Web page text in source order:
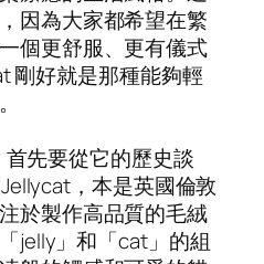
因為大家都希望在繁
個更舒服、更有儀式
剛好就是那種能夠輕
先要從它的歷史談
，本是英國倫敦
於製作高品質的毛絨
jelly」和「cat」的組